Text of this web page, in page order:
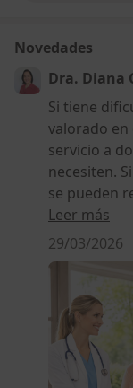
Novedades
Dra. Diana
Si tiene
valorado
servicio a
necesiten.
se pueden
para
solventar
de
Leer más
29/03/2026